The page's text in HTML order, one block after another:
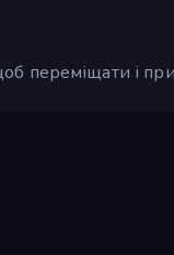
переміщати і